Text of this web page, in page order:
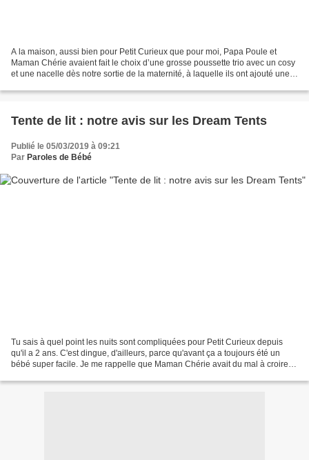
A la maison, aussi bien pour Petit Curieux que pour moi, Papa Poule et
Maman Chérie avaient fait le choix d’une grosse poussette trio avec un cosy
et une nacelle dès notre sortie de la maternité, à laquelle ils ont ajouté une
Tente de lit : notre avis sur les Dream Tents
Publié le 05/03/2019 à 09:21
Par Paroles de Bébé
Tu sais à quel point les nuits sont compliquées pour Petit Curieux depuis
qu'il a 2 ans. C'est dingue, d'ailleurs, parce qu'avant ça a toujours été un
bébé super facile. Je me rappelle que Maman Chérie avait du mal à croire